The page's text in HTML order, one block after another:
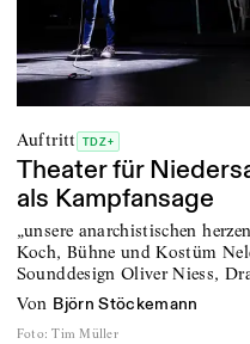
Auftritt TDZ+
Theater für
als Kampfansage
„unsere anarchistischen
Koch, Bühne und Kostüm
Sounddesign Oliver Niess,
von Björn Stöckemann
Foto: Tim Müller